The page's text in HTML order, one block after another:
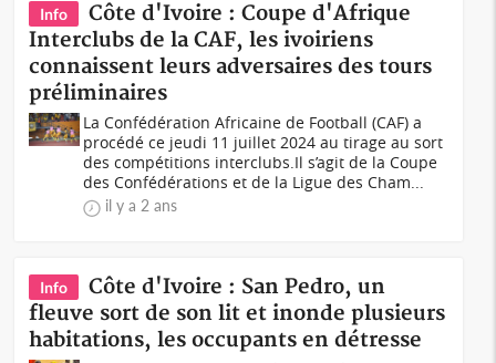
Info
Côte d'Ivoire : Coupe d'Afrique
Interclubs de la CAF, les ivoiriens
connaissent leurs adversaires des tours
préliminaires
La Confédération Africaine de Football (CAF) a
procédé ce jeudi 11 juillet 2024 au tirage au sort
des compétitions interclubs.Il s’agit de la Coupe
des Confédérations et de la Ligue des Cham...
il y a 2 ans
Info
Côte d'Ivoire : San Pedro, un
fleuve sort de son lit et inonde plusieurs
habitations, les occupants en détresse